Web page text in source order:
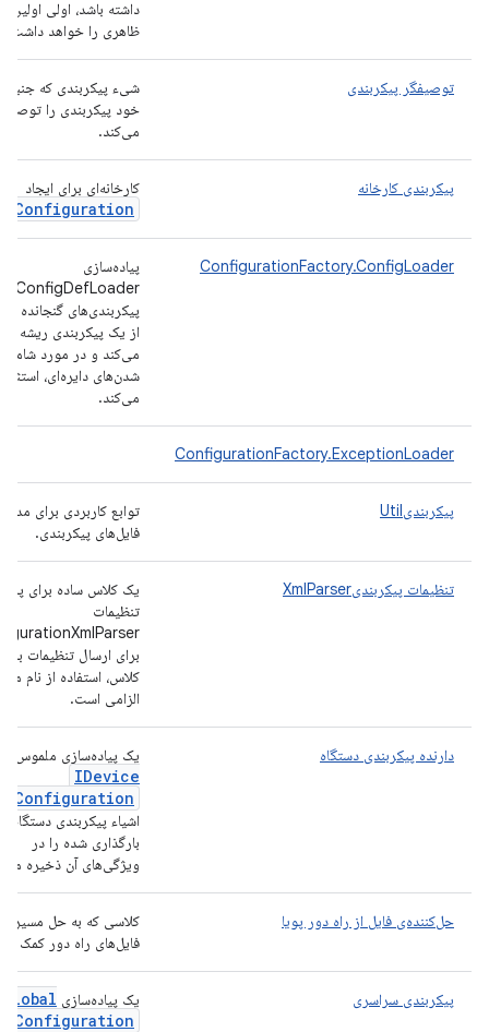
داشته باشد، اولی اولین
ظاهری را خواهد داشت).
توصیفگر پیکربندی
شیء پیکربندی که
خود پیکربندی را
می‌کند.
پیکربندی کارخانه کارخانه‌ای برای ایجاد
IConfiguration
ConfigurationFactory.ConfigLoader
پیاده‌سازی
پیکربندی‌های گنجانده
از یک پیکربندی ریشه
می‌کند و در مورد شامل
شدن‌های دایره‌ای، استثنا
می‌کند.
ConfigurationFactory.ExceptionLoader
پیکربندیUtil
توابع کاربردی برای
فایل‌های پیکربندی.
تنظیمات پیکربندیXmlParser
یک کلاس ساده برای
تنظیمات
برای ارسال تنظیمات به
کلاس، استفاده از نام
الزامی است.
دارنده پیکربندی دستگاه یک پیاده‌سازی ملموس
IDevice
Configuration
اشیاء پیکربندی دستگاه
بارگذاری شده را در
ویژگی‌های آن ذخیره
حل‌کننده‌ی فایل از راه دور پویا
کلاسی که به حل مسیر
فایل‌های راه دور کمک
پیکربندی سراسری یک پیاده‌سازی
Configuration